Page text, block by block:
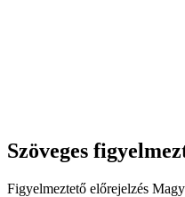
Szöveges
Figyelmeztető előrejelzés